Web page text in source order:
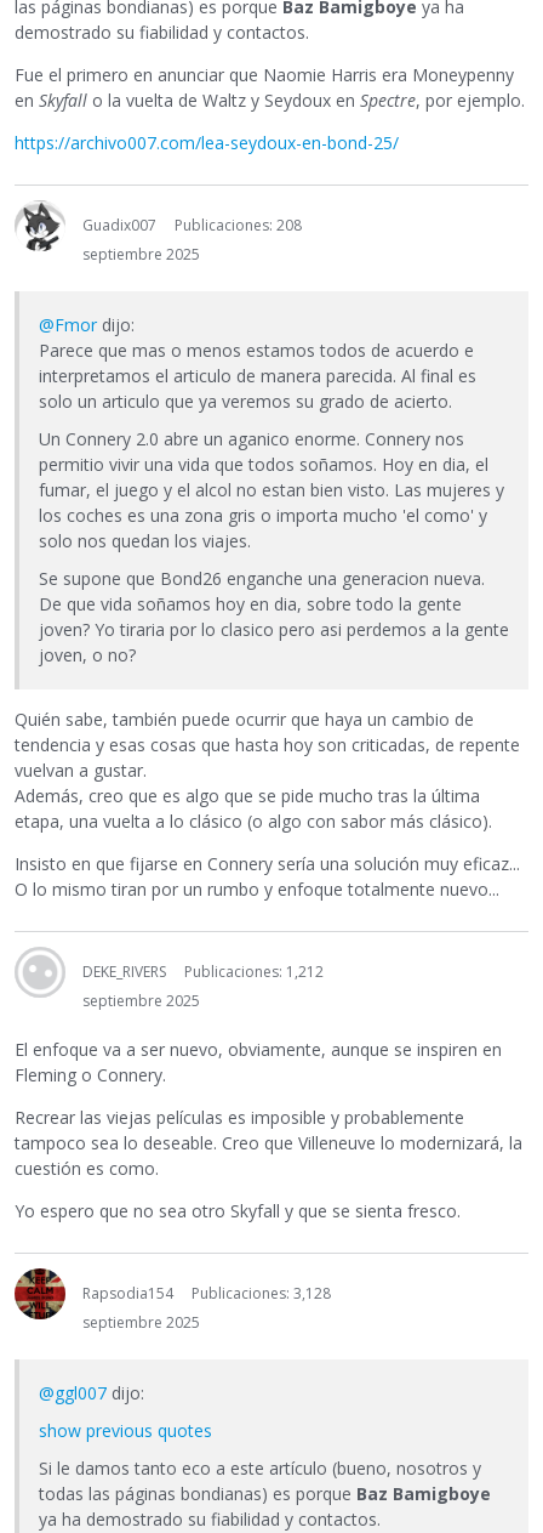
las páginas bondianas) es porque Baz Bamigboye ya ha
demostrado su fiabilidad y contactos.
Fue el primero en anunciar que Naomie Harris era Moneypenny
en Skyfall o la vuelta de Waltz y Seydoux en Spectre, por ejemplo.
https://archivo007.com/lea-seydoux-en-bond-25/
Guadix007
Publicaciones: 208
septiembre 2025
@Fmor dijo:
Parece que mas o menos estamos todos de acuerdo e
interpretamos el articulo de manera parecida. Al final es
solo un articulo que ya veremos su grado de acierto.
Un Connery 2.0 abre un aganico enorme. Connery nos
permitio vivir una vida que todos soñamos. Hoy en dia, el
fumar, el juego y el alcol no estan bien visto. Las mujeres y
los coches es una zona gris o importa mucho 'el como' y
solo nos quedan los viajes.
Se supone que Bond26 enganche una generacion nueva.
De que vida soñamos hoy en dia, sobre todo la gente
joven? Yo tiraria por lo clasico pero asi perdemos a la gente
joven, o no?
Quién sabe, también puede ocurrir que haya un cambio de
tendencia y esas cosas que hasta hoy son criticadas, de repente
vuelvan a gustar.
Además, creo que es algo que se pide mucho tras la última
etapa, una vuelta a lo clásico (o algo con sabor más clásico).
Insisto en que fijarse en Connery sería una solución muy eficaz...
O lo mismo tiran por un rumbo y enfoque totalmente nuevo...
DEKE_RIVERS
Publicaciones: 1,212
septiembre 2025
El enfoque va a ser nuevo, obviamente, aunque se inspiren en
Fleming o Connery.
Recrear las viejas películas es imposible y probablemente
tampoco sea lo deseable. Creo que Villeneuve lo modernizará, la
cuestión es como.
Yo espero que no sea otro Skyfall y que se sienta fresco.
Rapsodia154
Publicaciones: 3,128
septiembre 2025
@ggl007 dijo:
show previous quotes
Si le damos tanto eco a este artículo (bueno, nosotros y
todas las páginas bondianas) es porque Baz Bamigboye
ya ha demostrado su fiabilidad y contactos.